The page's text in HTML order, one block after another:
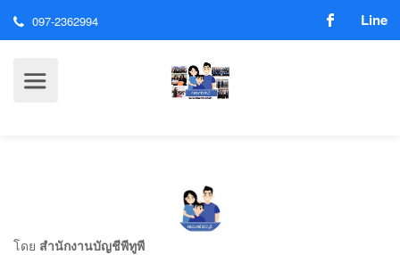
097-2362994 Line
โดย สำนักงานบัญชีพีทูพี